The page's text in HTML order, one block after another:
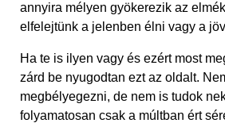
annyira mélyen gyökerezik az
elfelejtünk a jelenben élni vagy a
Ha te is ilyen vagy és ezért most
zárd be nyugodtan ezt az oldalt.
megbélyegezni, de nem is tudok
folyamatosan csak a múltban ért